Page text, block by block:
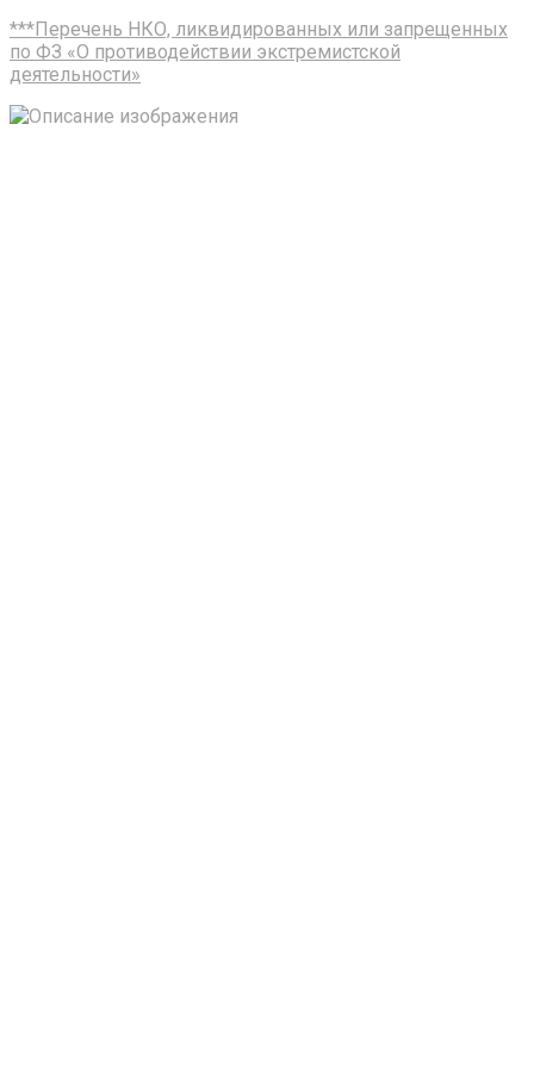
***Перечень НКО, ликвидированных или запрещенных
по ФЗ «О противодействии экстремистской
деятельности»